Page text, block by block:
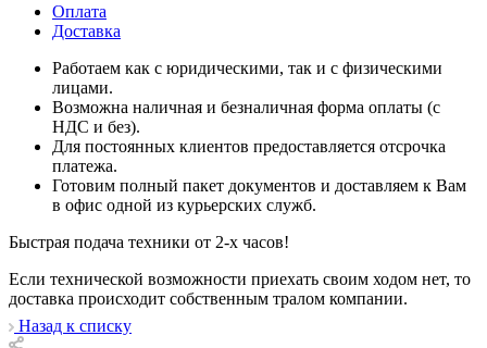
Оплата
Доставка
Работаем как с юридическими, так и с физическими
лицами.
Возможна наличная и безналичная форма оплаты (с
НДС и без).
Для постоянных клиентов предоставляется отсрочка
платежа.
Готовим полный пакет документов и доставляем к Вам
в офис одной из курьерских служб.
Быстрая подача техники от 2-х часов!
Если технической возможности приехать своим ходом нет, то
доставка проиcходит собственным тралом компании.
Назад к списку